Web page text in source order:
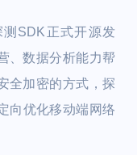
测SDK正式开源发
、数据分析能力帮
全加密的方式，探
向优化移动端网络